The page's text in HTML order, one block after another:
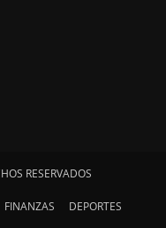
RESERVADOS
FINANZAS
DEPORTES